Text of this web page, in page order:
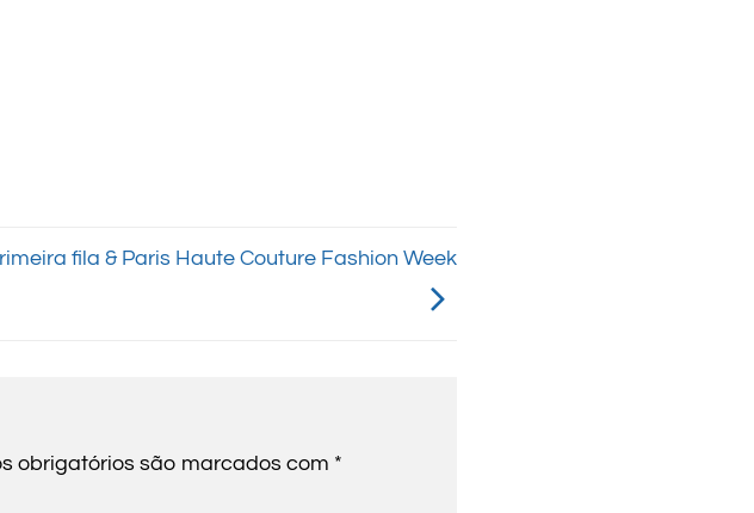
fila & Paris Haute Couture Fashion Week
obrigatórios são marcados com *